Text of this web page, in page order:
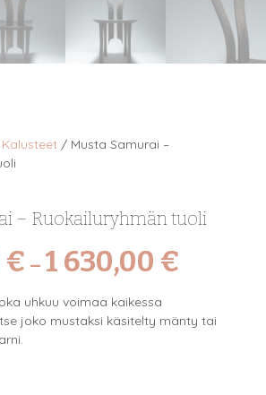
Kalusteet / Musta Samurai –
– Ruokailuryhmän tuoli
€ –1 630,00 €
1
uhkuu voimaa kaikessa
joko mustaksi käsitelty mänty tai